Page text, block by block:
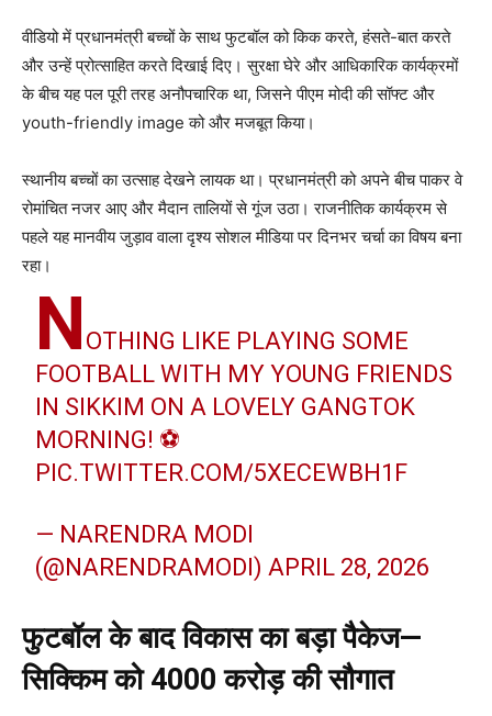
वीडियो में प्रधानमंत्री बच्चों के साथ फुटबॉल को किक करते, हंसते-बात करते
और उन्हें प्रोत्साहित करते दिखाई दिए। सुरक्षा घेरे और आधिकारिक कार्यक्रमों
के बीच यह पल पूरी तरह अनौपचारिक था, जिसने पीएम मोदी की सॉफ्ट और
youth-friendly image को और मजबूत किया।
स्थानीय बच्चों का उत्साह देखने लायक था। प्रधानमंत्री को अपने बीच पाकर वे
रोमांचित नजर आए और मैदान तालियों से गूंज उठा। राजनीतिक कार्यक्रम से
पहले यह मानवीय जुड़ाव वाला दृश्य सोशल मीडिया पर दिनभर चर्चा का विषय बना
रहा।
N OTHING LIKE PLAYING SOME
FOOTBALL WITH MY YOUNG FRIENDS
IN SIKKIM ON A LOVELY GANGTOK
MORNING! ⚽️
PIC.TWITTER.COM/5XECEWBH1F
— NARENDRA MODI
(@NARENDRAMODI)APRIL 28, 2026
फुटबॉल के बाद विकास का बड़ा पैकेज—
सिक्किम को 4000 करोड़ की सौगात